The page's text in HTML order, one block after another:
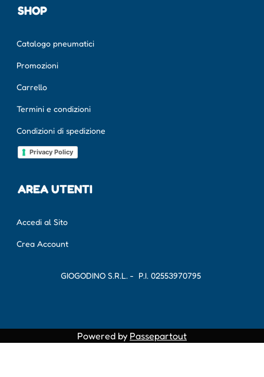
SHOP
Catalogo pneumatici
Promozioni
Carrello
Termini e condizioni
Condizioni di spedizione
Privacy Policy
AREA UTENTI
Accedi al Sito
Crea Account
GIOGODINO S.R.L. - P.I. 02553970795
Powered by Passepartout